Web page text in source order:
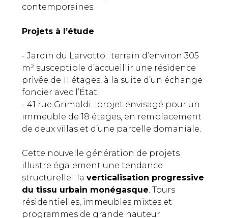
contemporaines.
Projets à l’étude
- Jardin du Larvotto : terrain d’environ 305
m² susceptible d’accueillir une résidence
privée de 11 étages, à la suite d’un échange
foncier avec l’État.
- 41 rue Grimaldi : projet envisagé pour un
immeuble de 18 étages, en remplacement
de deux villas et d’une parcelle domaniale.
Cette nouvelle génération de projets
illustre également une tendance
structurelle : la verticalisation progressive
du tissu urbain monégasque. Tours
résidentielles, immeubles mixtes et
programmes de grande hauteur